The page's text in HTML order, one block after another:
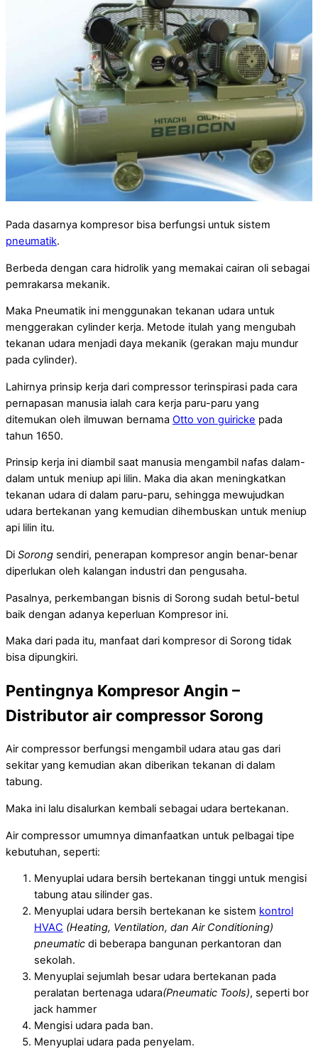
Pada dasarnya kompresor bisa berfungsi untuk sistem
pneumatik.
Berbeda dengan cara hidrolik yang memakai cairan oli sebagai
pemrakarsa mekanik.
Maka Pneumatik ini menggunakan tekanan udara untuk
menggerakan cylinder kerja. Metode itulah yang mengubah
tekanan udara menjadi daya mekanik (gerakan maju mundur
pada cylinder).
Lahirnya prinsip kerja dari compressor terinspirasi pada cara
pernapasan manusia ialah cara kerja paru-paru yang
ditemukan oleh ilmuwan bernama Otto von guiricke pada
tahun 1650.
Prinsip kerja ini diambil saat manusia mengambil nafas dalam-
dalam untuk meniup api lilin. Maka dia akan meningkatkan
tekanan udara di dalam paru-paru, sehingga mewujudkan
udara bertekanan yang kemudian dihembuskan untuk meniup
api lilin itu.
Di Sorong sendiri, penerapan kompresor angin benar-benar
diperlukan oleh kalangan industri dan pengusaha.
Pasalnya, perkembangan bisnis di Sorong sudah betul-betul
baik dengan adanya keperluan Kompresor ini.
Maka dari pada itu, manfaat dari kompresor di Sorong tidak
bisa dipungkiri.
Pentingnya Kompresor Angin –
Distributor air compressor Sorong
Air compressor berfungsi mengambil udara atau gas dari
sekitar yang kemudian akan diberikan tekanan di dalam
tabung.
Maka ini lalu disalurkan kembali sebagai udara bertekanan.
Air compressor umumnya dimanfaatkan untuk pelbagai tipe
kebutuhan, seperti:
Menyuplai udara bersih bertekanan tinggi untuk mengisi
tabung atau silinder gas.
Menyuplai udara bersih bertekanan ke sistem kontrol
HVAC (Heating, Ventilation, dan Air Conditioning)
pneumatic di beberapa bangunan perkantoran dan
sekolah.
Menyuplai sejumlah besar udara bertekanan pada
peralatan bertenaga udara(Pneumatic Tools), seperti bor
jack hammer
Mengisi udara pada ban.
Menyuplai udara pada penyelam.